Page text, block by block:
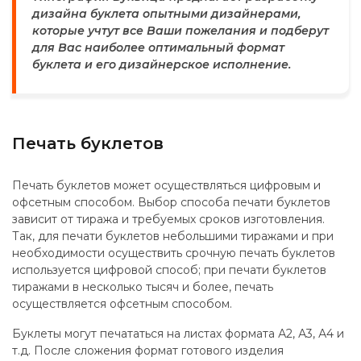
дизайна буклета опытными дизайнерами,
которые учтут все Ваши пожелания и подберут
для Вас наиболее оптимальный формат
буклета и его дизайнерское исполнение.
Печать буклетов
Печать буклетов может осуществляться цифровым и
офсетным способом. Выбор способа печати буклетов
зависит от тиража и требуемых сроков изготовления.
Так, для печати буклетов небольшими тиражами и при
необходимости осуществить срочную печать буклетов
используется цифровой способ; при печати буклетов
тиражами в несколько тысяч и более, печать
осуществляется офсетным способом.
Буклеты могут печататься на листах формата А2, А3, А4 и
т.д. После сложения формат готового изделия